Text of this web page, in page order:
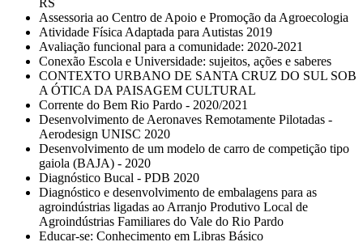
RS
Assessoria ao Centro de Apoio e Promoção da Agroecologia
Atividade Física Adaptada para Autistas 2019
Avaliação funcional para a comunidade: 2020-2021
Conexão Escola e Universidade: sujeitos, ações e saberes
CONTEXTO URBANO DE SANTA CRUZ DO SUL SOB
A ÓTICA DA PAISAGEM CULTURAL
Corrente do Bem Rio Pardo - 2020/2021
Desenvolvimento de Aeronaves Remotamente Pilotadas -
Aerodesign UNISC 2020
Desenvolvimento de um modelo de carro de competição tipo
gaiola (BAJA) - 2020
Diagnóstico Bucal - PDB 2020
Diagnóstico e desenvolvimento de embalagens para as
agroindústrias ligadas ao Arranjo Produtivo Local de
Agroindústrias Familiares do Vale do Rio Pardo
Educar-se: Conhecimento em Libras Básico